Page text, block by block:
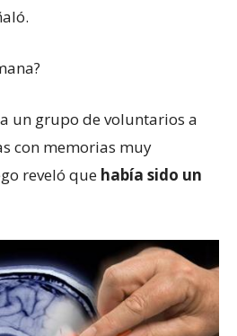
un grupo de voluntarios a
con memorias muy
reveló que había sido un